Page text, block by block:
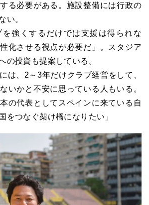
る必要がある。施設整備には行政の
い。
強くするだけでは支援は得られな
化させる視点が必要だ」。スタジア
の投資も提案している。
は、2～3年だけクラブ経営をして、
いかと不安に思っている人もいる。
の代表としてスペインに来ている自
をつなぐ架け橋になりたい」